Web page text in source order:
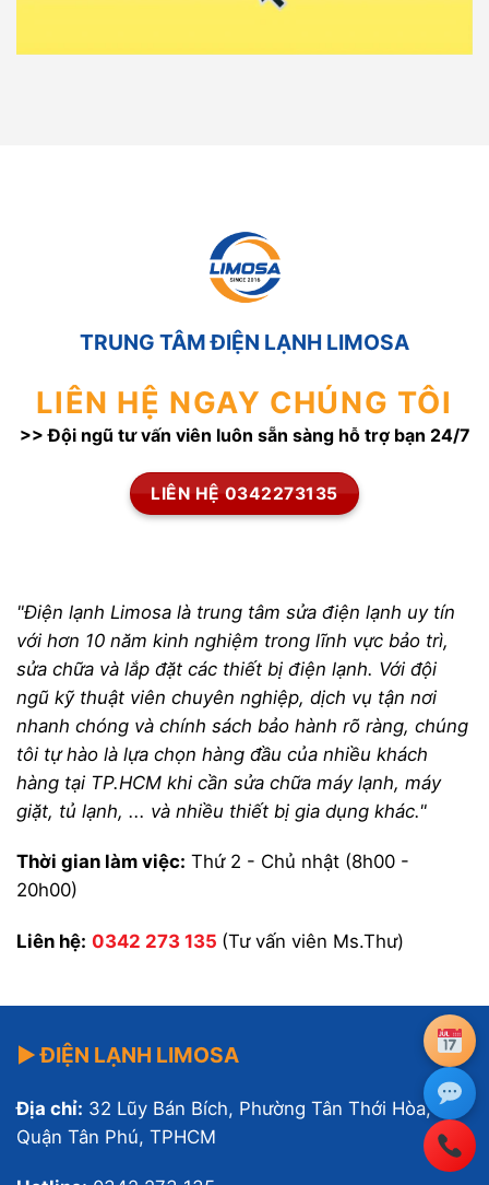
TRUNG TÂM ĐIỆN LẠNH LIMOSA
LIÊN HỆ NGAY CHÚNG TÔI
>> Đội ngũ tư vấn viên luôn sẵn sàng hỗ trợ bạn 24/7
LIÊN HỆ 0342273135
"Điện lạnh Limosa là trung tâm sửa điện lạnh uy tín
với hơn 10 năm kinh nghiệm trong lĩnh vực bảo trì,
sửa chữa và lắp đặt các thiết bị điện lạnh. Với đội
ngũ kỹ thuật viên chuyên nghiệp, dịch vụ tận nơi
nhanh chóng và chính sách bảo hành rõ ràng, chúng
tôi tự hào là lựa chọn hàng đầu của nhiều khách
hàng tại TP.HCM khi cần sửa chữa máy lạnh, máy
giặt, tủ lạnh, ... và nhiều thiết bị gia dụng khác."
Thời gian làm việc: Thứ 2 - Chủ nhật (8h00 -
20h00)
Liên hệ: 0342 273 135 (Tư vấn viên Ms.Thư)
▶ ĐIỆN LẠNH LIMOSA
Địa chỉ: 32 Lũy Bán Bích, Phường Tân Thới Hòa,
Quận Tân Phú, TPHCM